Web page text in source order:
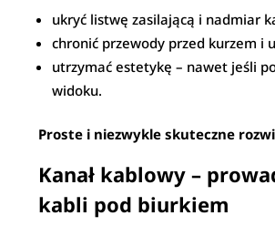
ukryć listwę zasilającą i nadmiar
chronić przewody przed kurzem i
utrzymać estetykę – nawet jeśli
widoku.
Proste i niezwykle skuteczne
Kanał kablowy –
kabli pod biurkiem